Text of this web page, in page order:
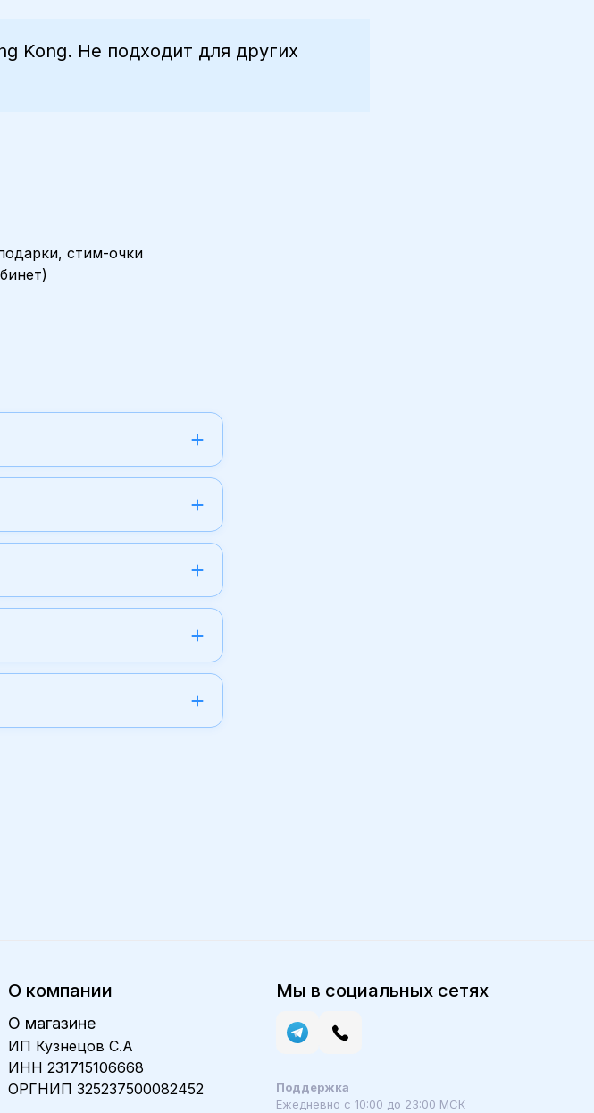
Kong. Не подходит для других
стим-очки
О компании
О магазине
ИП Кузнецов С.А
ИНН 231715106668
ОРГНИП 325237500082452
Мы в социальных сетях
Поддержка
Ежедневно с 10:00 до 23:00 МСК